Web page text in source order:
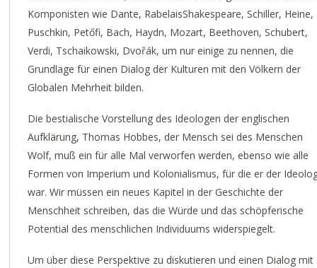
Komponisten wie Dante, RabelaisShakespeare, Schiller, Heine,
Puschkin, Petőfi, Bach, Haydn, Mozart, Beethoven, Schubert,
Verdi, Tschaikowski, Dvořák, um nur einige zu nennen, die
Grundlage für einen Dialog der Kulturen mit den Völkern der
Globalen Mehrheit bilden.
Die bestialische Vorstellung des Ideologen der englischen
Aufklärung, Thomas Hobbes, der Mensch sei des Menschen
Wolf, muß ein für alle Mal verworfen werden, ebenso wie alle
Formen von Imperium und Kolonialismus, für die er der
war. Wir müssen ein neues Kapitel in der Geschichte der
Menschheit schreiben, das die Würde und das schöpferische
Potential des menschlichen Individuums widerspiegelt.
Um über diese Perspektive zu diskutieren und einen Dialog mit